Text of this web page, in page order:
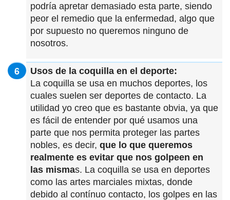
podría apretar demasiado esta parte, siendo
peor el remedio que la enfermedad, algo que
por supuesto no queremos ninguno de
nosotros.
Usos de la coquilla en el deporte:
La coquilla se usa en muchos deportes, los
cuales suelen ser deportes de contacto. La
utilidad yo creo que es bastante obvia, ya que
es fácil de entender por qué usamos una
parte que nos permita proteger las partes
nobles, es decir, que lo que queremos
realmente es evitar que nos golpeen en
las mismas. La coquilla se usa en deportes
como las artes marciales mixtas, donde
debido al contínuo contacto, los golpes en las